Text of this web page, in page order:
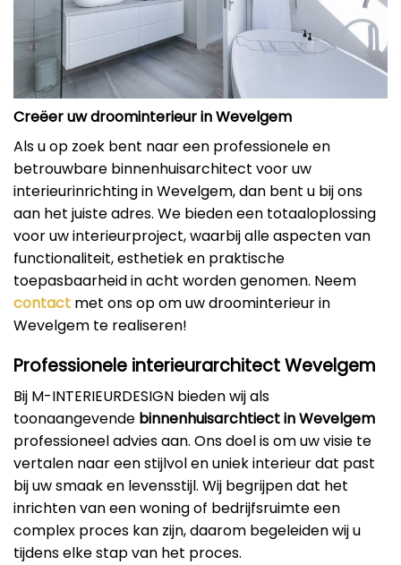
Creëer uw droominterieur in Wevelgem
Als u op zoek bent naar een professionele en
betrouwbare binnenhuisarchitect voor uw
interieurinrichting in Wevelgem, dan bent u bij ons
aan het juiste adres. We bieden een totaaloplossing
voor uw interieurproject, waarbij alle aspecten van
functionaliteit, esthetiek en praktische
toepasbaarheid in acht worden genomen. Neem
contact met ons op om uw droominterieur in
Wevelgem te realiseren!
Professionele interieurarchitect Wevelgem
Bij M-INTERIEURDESIGN bieden wij als
toonaangevende binnenhuisarchtiect in Wevelgem
professioneel advies aan. Ons doel is om uw visie te
vertalen naar een stijlvol en uniek interieur dat past
bij uw smaak en levensstijl. Wij begrijpen dat het
inrichten van een woning of bedrijfsruimte een
complex proces kan zijn, daarom begeleiden wij u
tijdens elke stap van het proces.